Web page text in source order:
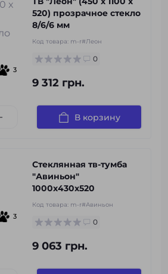
3
520) прозрачное стекло
8/6/6 мм
Код товара: m-r#Леон
0
9 312 грн.
В корзину
3
Стеклянная тв-тумба
"Авиньон"
1000х430х520
Код товара: m-r#Авиньон
0
9 063 грн.